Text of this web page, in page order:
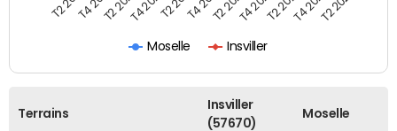
Moselle Insviller
Terrains
Insviller
(57670)
Moselle